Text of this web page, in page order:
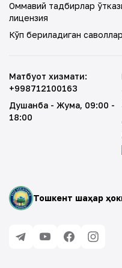
Оммавий тадбирлар
лицензия
Кўп бериладиган саволлар
Тошкент шаҳар
Матбуот хизмати:
+998712100163
Душанба - Жума, 09:00 -
18:00